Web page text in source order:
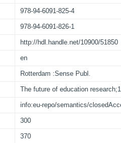
978-94-6091-825-4
978-94-6091-826-1
http://hdl.handle.net/10900/51850
en
Rotterdam :Sense Publ.
The future of education research;1
info:eu-repo/semantics/
300
370